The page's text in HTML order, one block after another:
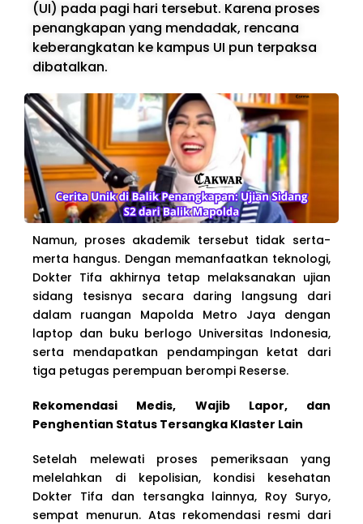
(UI) pada pagi hari tersebut. Karena proses
penangkapan yang mendadak, rencana
keberangkatan ke kampus UI pun terpaksa
dibatalkan.
Namun, proses akademik tersebut tidak serta-
merta hangus. Dengan memanfaatkan teknologi,
Dokter Tifa akhirnya tetap melaksanakan ujian
sidang tesisnya secara daring langsung dari
dalam ruangan Mapolda Metro Jaya dengan
laptop dan buku berlogo Universitas Indonesia,
serta mendapatkan pendampingan ketat dari
tiga petugas perempuan berompi Reserse.
Rekomendasi Medis, Wajib Lapor, dan
Penghentian Status Tersangka Klaster Lain
Setelah melewati proses pemeriksaan yang
melelahkan di kepolisian, kondisi kesehatan
Dokter Tifa dan tersangka lainnya, Roy Suryo,
sempat menurun. Atas rekomendasi resmi dari